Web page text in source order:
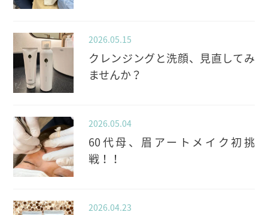
2026.05.15
クレンジングと洗顔、見直してみ
ませんか？
2026.05.04
60代母、眉アートメイク初挑
戦！！
2026.04.23